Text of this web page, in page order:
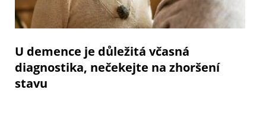
U demence je důležitá včasná
diagnostika, nečekejte na zhoršení
stavu